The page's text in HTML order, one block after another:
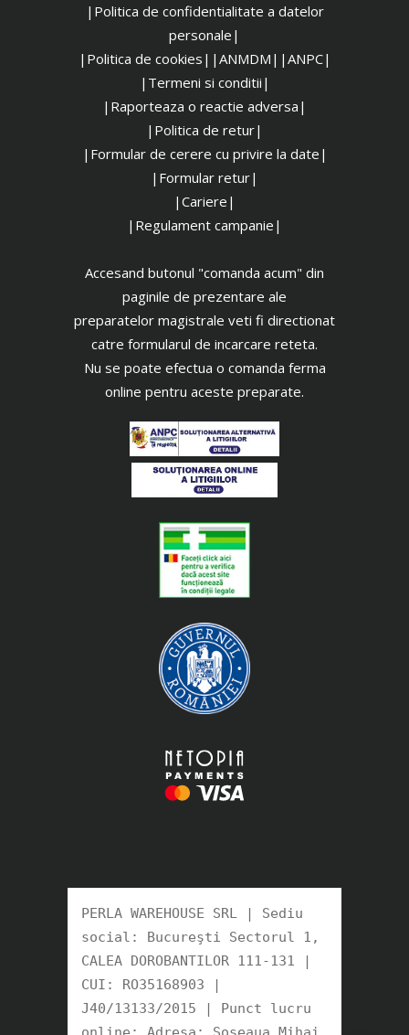
| Politica de confidentialitate a datelor
personale|
|Politica de cookies| |ANMDM| |ANPC|
|Termeni si conditii|
|Raporteaza o reactie adversa|
|Politica de retur|
|Formular de cerere cu privire la date|
|Formular retur|
|Cariere|
|Regulament campanie|
Accesand butonul "comanda acum" din
paginile de prezentare ale
preparatelor magistrale veti fi directionat
catre formularul de incarcare reteta.
Nu se poate efectua o comanda ferma
online pentru aceste preparate.
PERLA WAREHOUSE SRL | Sediu
social: Bucureşti Sectorul 1,
CALEA DOROBANTILOR 111-131 |
CUI: RO35168903 |
J40/13133/2015 | Punct lucru